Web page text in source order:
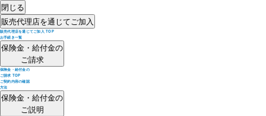
閉じる
販売代理店を通じてご加入
販売代理店を通じてご加入 TOP
お手続き一覧
保険金・給付金の
ご請求
保険金・給付金の
ご請求 TOP
ご契約内容の確認
方法
保険金・給付金の
ご説明